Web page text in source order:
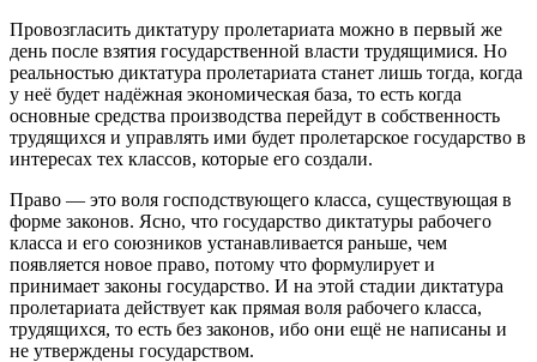
Провозгласить диктатуру пролетариата можно в первый же
день после взятия государственной власти трудящимися. Но
реальностью диктатура пролетариата станет лишь тогда, когда
у неё будет надёжная экономическая база, то есть когда
основные средства производства перейдут в собственность
трудящихся и управлять ими будет пролетарское государство в
интересах тех классов, которые его создали.
Право — это воля господствующего класса, существующая в
форме законов. Ясно, что государство диктатуры рабочего
класса и его союзников устанавливается раньше, чем
появляется новое право, потому что формулирует и
принимает законы государство. И на этой стадии диктатура
пролетариата действует как прямая воля рабочего класса,
трудящихся, то есть без законов, ибо они ещё не написаны и
не утверждены государством.